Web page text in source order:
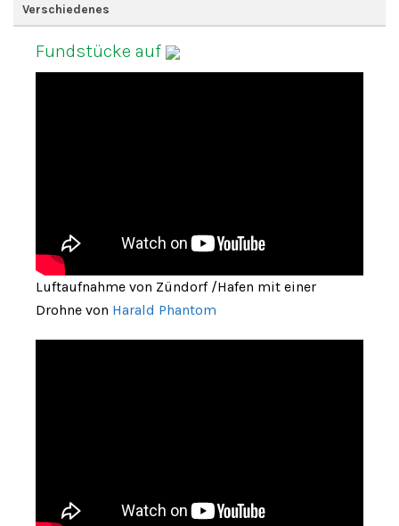
Verschiedenes
Fundstücke auf
Luftaufnahme von Zündorf /Hafen mit einer
Drohne von Harald Phantom